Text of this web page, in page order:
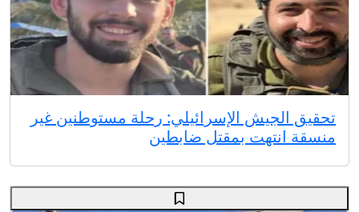
تحقيق الجيش الإسرائيلي: رحلة مستوطنين غير
منسقة انتهت بمقتل ضابطين